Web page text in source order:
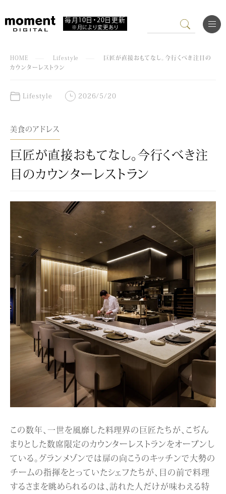
毎月10日・20日更新
※月により変更あり
HOME Lifestyle
巨匠が直接おもてなし。今行くべき注目の
カウンターレストラン
Lifestyle 2026/5/20
美食のアドレス
巨匠が直接おもてなし。今行くべき注
目のカウンターレストラン
この数年、一世を風靡した料理界の巨匠たちが、こぢん
まりとした数席限定のカウンターレストランをオープンし
ている。グランメゾンでは扉の向こうのキッチンで大勢の
チームの指揮をとっていたシェフたちが、目の前で料理
するさまを眺められるのは、訪れた人だけが味わえる特